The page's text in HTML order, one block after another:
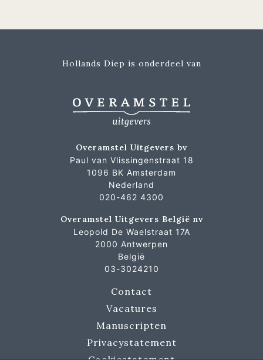
Hollands Diep is onderdeel van
Overamstel Uitgevers bv
Paul van Vlissingenstraat 18
1096 BK Amsterdam
Nederland
020-462 4300
Overamstel Uitgevers België nv
Leopold De Waelstraat 17A
2000 Antwerpen
België
03-3024210
Contact
Vacatures
Manuscripten
Privacystatement